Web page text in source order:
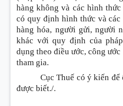
hàng không và các hình
có quy định hình thức và
hàng hóa, người gửi, người
khác với quy định của
dụng theo điều ước, công
tham gia.
Cục Thuế có ý kiến
được biết./.